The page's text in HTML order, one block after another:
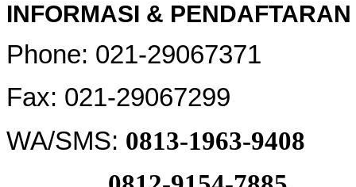
INFORMASI &
Phone: 021-29067371
Fax: 021-29067299
WA/SMS: 0813-1963-9408